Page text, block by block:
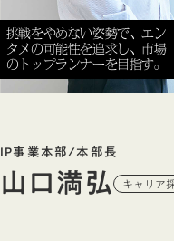
挑戦をやめない姿勢で、エン
タメの可能性を追求し、市場
のトップランナーを目指す。
IP事業本部/本部長
山口満弘 キャリア